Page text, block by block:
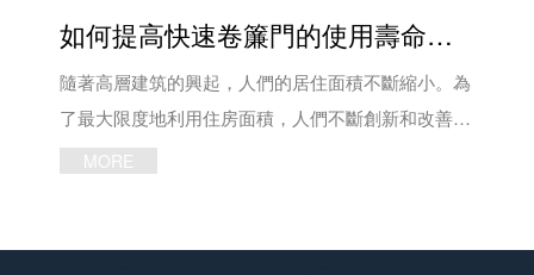
窗科技有限公司，工作人員會為您耐心解答。
可依照實際來調整。此種感應只對金屬車輛有效果，
一般適用于倉庫。 光電感應 光電動傳感器
的鏡面反射型有效距離是10米門洞，雙面對射型有效
距離是10米門洞。此外光電傳感器信號分常開型與常
庫或者傳送帶的進出貨口。 遙控器 遙控器
提升門。這是現階段對工業區自然環境的規定越來越
高的趨勢。構建更加標準化的環境，實現綠色節能、
環境保護、密封性等多種多功能指標值。 電動提
升門主要由加厚型兩層熱鍍鋅的彩鋼瓦和內部密度高
倉庫，這種工業門的關鍵具有以下幾個特點。 1.
門，如果兩個防火分區之間沒有防火墻，也應安裝防
火卷簾門。一般位于以下部分： 1、關閉通向走道的
疏散樓梯；關閉電梯室，通往前室的門或通往走道的
門。2、劃分防火分區，控制分區建筑區域內防火分
如何提高快速卷簾門的使用壽命和安全性？
隨著高層建筑的興起，人們的居住面積不斷縮小。為
了最大限度地利用住房面積，人們不斷創新和改善住
房設施。快速卷簾門與多關節活動門串聯，在一個固
MORE